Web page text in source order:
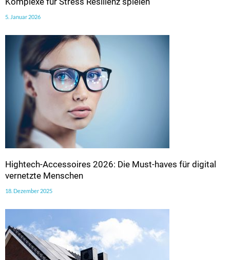
5. Januar 2026
Hightech-Accessoires 2026: Die Must-haves für digital
vernetzte Menschen
18. Dezember 2025